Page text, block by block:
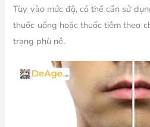
Tùy vào mức độ, có thể cần sử
thuốc uống hoặc thuốc tiêm theo
trạng phù nề.